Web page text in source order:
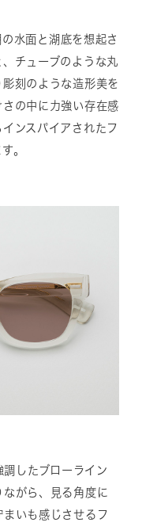
水面と湖底を想起さ
チューブのような丸
刻のような造形美を
の中に力強い存在感
ンスパイアされたフ
。
したブローライン
がら、見る角度に
いも感じさせるフ